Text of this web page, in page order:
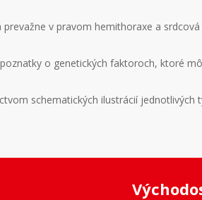
v pravom hemithoraxe a
o genetických faktoroch, ktoré
schematických ilustrácií